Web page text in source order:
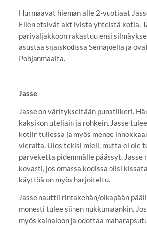
Hurmaavat hieman alle 2-vuotiaat
Ellen etsivät aktiivista yhteistä kotia.
parivaljakkoon rakastuu ensi
asustaa sijaiskodissa Seinäjoella ja
Pohjanmaalta.
Jasse
Jasse on väritykseltään punatiikeri.
kaksikon uteliain ja rohkein. Jasse
kotiin tullessa ja myös menee
vieraita. Ulos tekisi mieli, mutta ei ole
parveketta pidemmälle päässyt. Jasse
kovasti, jos omassa kodissa olisi
käyttöä on myös harjoiteltu.
Jasse nauttii rintakehän/olkapään
monesti tulee siihen nukkumaankin.
myös kainaloon ja odottaa